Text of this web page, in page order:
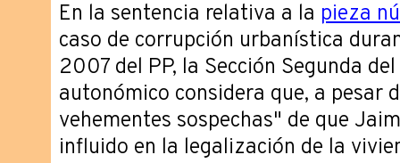
En la sentencia relativa a la pieza
caso de corrupción urbanística
2007 del PP, la Sección Segunda
autonómico considera que, a pesar
vehementes sospechas" de que
influido en la legalización de la